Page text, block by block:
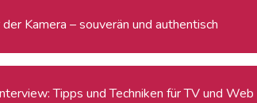
Kamera – souverän und authentisch
Tipps und Techniken für TV und Web